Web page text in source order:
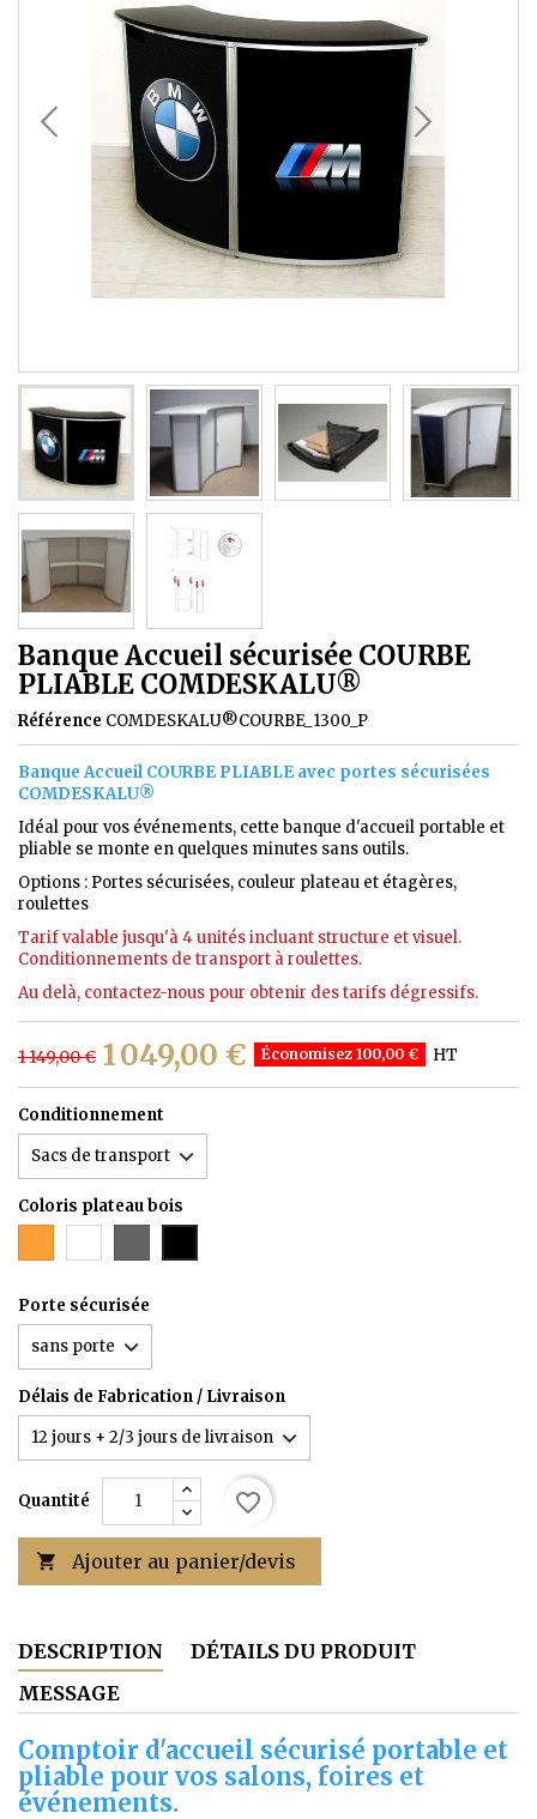
Banque Accueil sécurisée COURBE
PLIABLE COMDESKALU®
Référence COMDESKALU®COURBE_1300_P
Banque Accueil COURBE PLIABLE avec portes sécurisées
COMDESKALU®
Idéal pour vos événements, cette banque d'accueil portable et
pliable se monte en quelques minutes sans outils.
Options : Portes sécurisées, couleur plateau et étagères,
roulettes
Tarif valable jusqu'à 4 unités incluant structure et visuel.
Conditionnements de transport à roulettes.
Au delà, contactez-nous pour obtenir des tarifs dégressifs.
1 149,00 € 1 049,00 € Économisez 100,00 € HT
Conditionnement
Coloris plateau bois
/
SELON
MODELE
F
Porte sécurisée
Délais de Fabrication / Livraison
Quantité
 Ajouter au panier/devis
favorite_border
DESCRIPTION
DÉTAILS DU PRODUIT
MESSAGE
Comptoir d'accueil sécurisé portable et
pliable pour vos salons, foires et
événements.